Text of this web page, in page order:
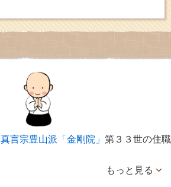
真言宗豊山派「金剛院」 第３３世の住職
もっと見る